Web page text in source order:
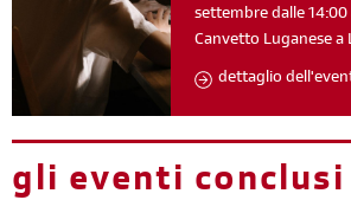
settembre dalle 14:00
Canvetto Luganese a
dettaglio
gli eventi conclusi